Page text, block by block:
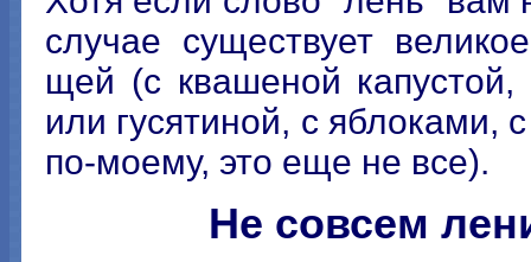
случае существует
щей (с квашеной
или гусятиной, с яблоками,
по-моему, это еще не все).
Не совсем